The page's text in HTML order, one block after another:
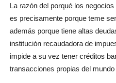
La razón del porqué los
es precisamente porque teme
además porque tiene altas
institución recaudadora de
impide a su vez tener créditos
transacciones propias del